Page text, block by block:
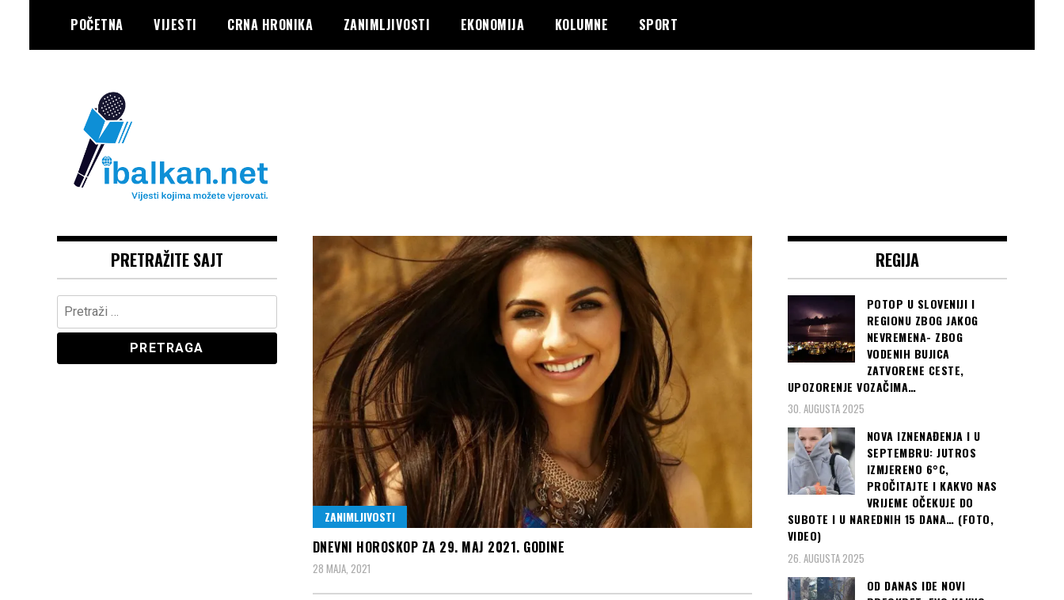
content
POČETNA VIJESTI CRNA HRONIKA ZANIMLJIVOSTI EKONOMIJA KOLUMNE SPORT
IBALKAN
ZANIMLJIVOSTI
DNEVNI HOROSKOP ZA 29. MAJ 2021. GODINE
28 MAJA, 2021
PRETRAŽITE SAJT
Pretraga:
REGIJA
POTOP U SLOVENIJI I
REGIONU ZBOG JAKOG
NEVREMENA- ZBOG
VODENIH BUJICA
ZATVORENE CESTE,
UPOZORENJE VOZAČIMA…
30. AUGUSTA 2025
NOVA IZNENAĐENJA I U
SEPTEMBRU: JUTROS
IZMJERENO 6°C,
PROČITAJTE I KAKVO NAS
VRIJEME OČEKUJE DO
SUBOTE I U NAREDNIH 15 DANA… (FOTO,
VIDEO)
26. AUGUSTA 2025
OD DANAS IDE NOVI